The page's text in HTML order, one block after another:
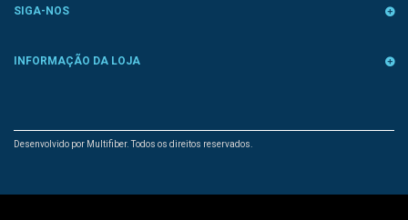
Desenvolvido por Multifiber. Todos os direitos reservados.
SIGA-NOS
INFORMAÇÃO DA LOJA